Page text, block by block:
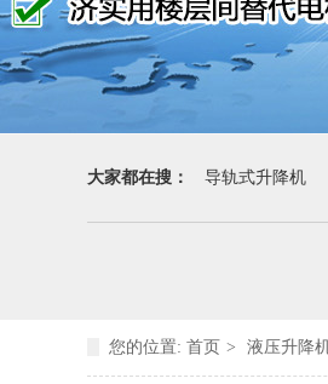
大家都在搜： 导轨式升降机
您的位置: 首页 > 液压升降